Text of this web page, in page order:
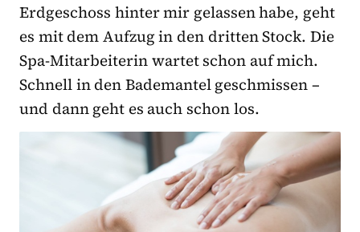
Erdgeschoss hinter mir gelassen habe, geht
es mit dem Aufzug in den dritten Stock. Die
Spa-Mitarbeiterin wartet schon auf mich.
Schnell in den Bademantel geschmissen –
und dann geht es auch schon los.